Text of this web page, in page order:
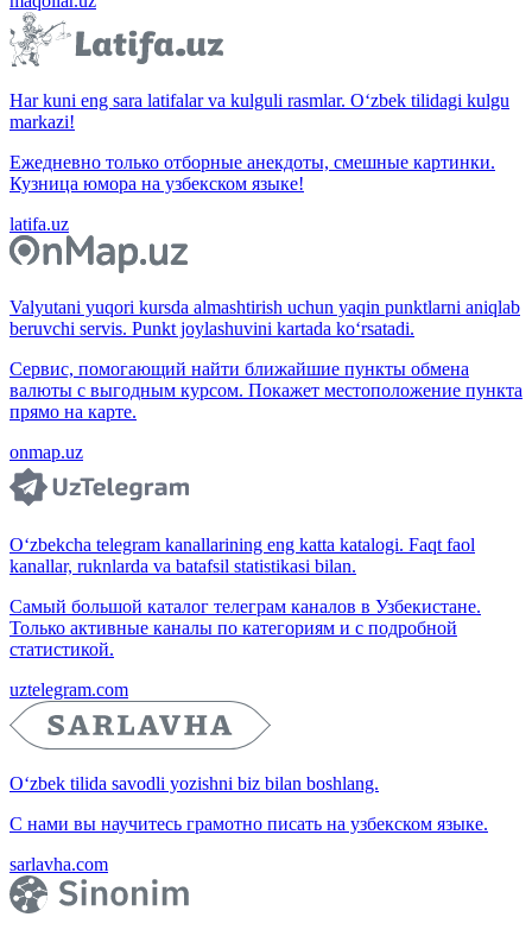
Har kuni eng sara latifalar va kulguli rasmlar. O‘zbek tilidagi kulgu
markazi!
Ежедневно только отборные анекдоты, смешные картинки.
Кузница юмора на узбекском языке!
latifa.uz
Valyutani yuqori kursda almashtirish uchun yaqin punktlarni aniqlab
beruvchi servis. Punkt joylashuvini kartada ko‘rsatadi.
Сервис, помогающий найти ближайшие пункты обмена
валюты с выгодным курсом. Покажет местоположение пункта
прямо на карте.
onmap.uz
O‘zbekcha telegram kanallarining eng katta katalogi. Faqt faol
kanallar, ruknlarda va batafsil statistikasi bilan.
Самый большой каталог телеграм каналов в Узбекистане.
Только активные каналы по категориям и с подробной
статистикой.
uztelegram.com
O‘zbek tilida savodli yozishni biz bilan boshlang.
С нами вы научитесь грамотно писать на узбекском языке.
sarlavha.com